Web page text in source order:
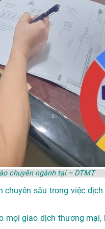
chuyên ngành tại – DTMT
sâu trong việc
mọi giao dịch thương